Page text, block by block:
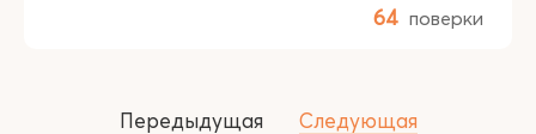
64 поверки
Передыдущая Следующая